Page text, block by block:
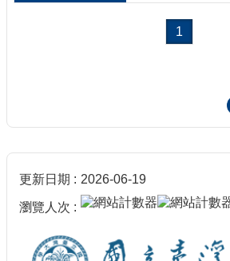
1
更新日期 2026-06-19
瀏覽人次